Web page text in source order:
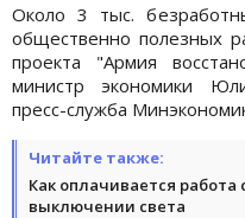
Около 3 тыс.
общественно полезных
проекта "Армия
министр экономики
пресс-служба
Читайте также:
Как оплачивается работа
выключении света